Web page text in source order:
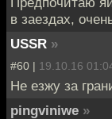
в заездах,
USSR »
#60 | 19.10.16
Не езжу за
pingviniwe »